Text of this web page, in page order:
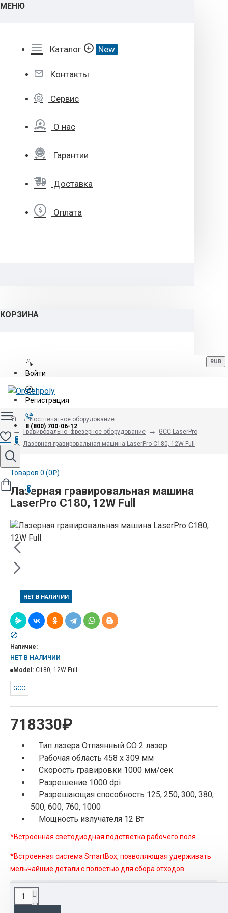
МЕНЮ
Каталог New
Контакты
Сервис
О нас
Гарантии
Доставка
Оплата
КОРЗИНА
Войти
Регистрация
8 (800) 700-06-12
RUB
0
Товаров 0 (0₽)
0
Постпечатное оборудование
Гравировально- фрезерное оборудование
GCC LaserPro
Лазерная гравировальная машина LaserPro C180, 12W Full
Лазерная гравировальная машина
LaserPro C180, 12W Full
НЕТ В НАЛИЧИИ
718330₽
Наличие:
НЕТ В НАЛИЧИИ
Model: C180, 12W Full
GCC
Тип лазера Отпаянный СО 2 лазер
Рабочая область 458 x 309 мм
Скорость гравировки 1000 мм/сек
Разрешение 1000 dpi
Разрешающая способность 125, 250, 300, 380,
500, 600, 760, 1000
Мощность излучателя 12 Вт
*Встроенная светодиодная подстветка рабочего поля
*Встроенная система SmartBox, позволяющая удерживать
мельчайшие детали с полостью для сбора отходов
ОПИСАНИЕ